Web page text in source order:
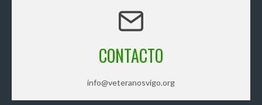
CONTACTO
info@veteranosvigo.org